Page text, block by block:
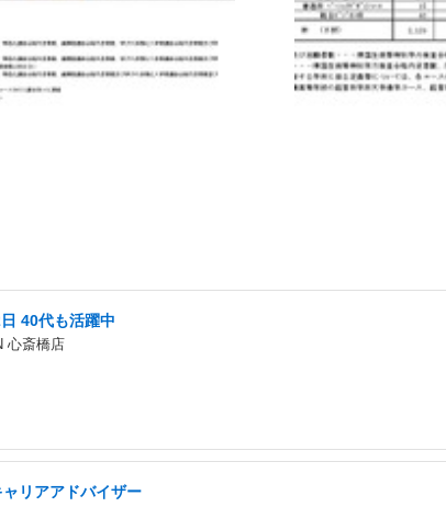
40代も活躍中
心斎橋店
リアアドバイザー